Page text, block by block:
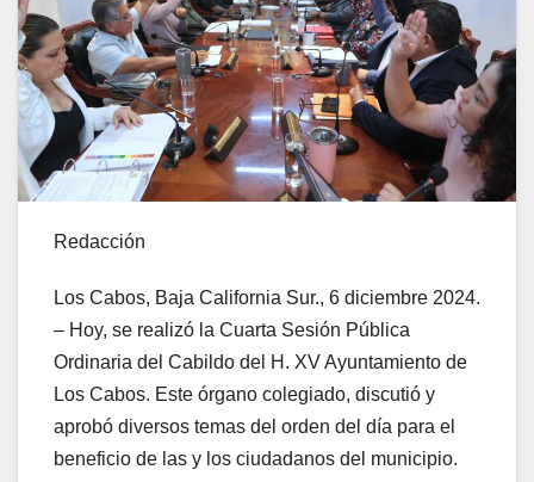
Redacción
Los Cabos, Baja California Sur., 6 diciembre 2024.
– Hoy, se realizó la Cuarta Sesión Pública
Ordinaria del Cabildo del H. XV Ayuntamiento de
Los Cabos. Este órgano colegiado, discutió y
aprobó diversos temas del orden del día para el
beneficio de las y los ciudadanos del municipio.